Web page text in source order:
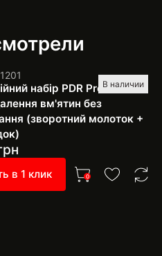
В наличии
набір PDR Pro SH-4
вм'ятин без
(зворотний молоток +
в 1 клик 0